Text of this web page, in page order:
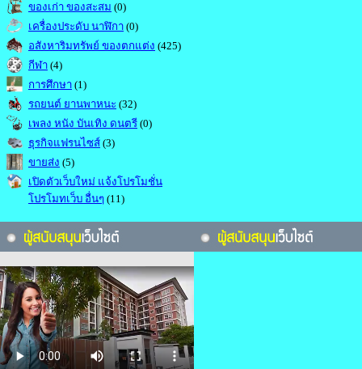
ของเก่า ของสะสม (0)
เครื่องประดับ นาฬิกา (0)
อสังหาริมทรัพย์ ของตกแต่ง (425)
กีฬา (4)
การศึกษา (1)
รถยนต์ ยานพาหนะ (32)
เพลง หนัง บันเทิง ดนตรี (0)
ธุรกิจแฟรนไซส์ (3)
ขายส่ง (5)
เปิดตัวเว็บใหม่ แจ้งโปรโมชั่น
โปรโมทเว็บ อื่นๆ (11)